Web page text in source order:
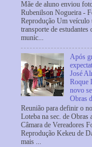
Mãe de aluno enviou
Rubenilson Nogueira -
Reprodução Um veículo
transporte de estudantes
munic...
Após
José
Roque
novo
Obras
Reunião para definir o
Loteba na sec. de Obras
Câmara de Vereadores
Reprodução Kekeu de
mais ...